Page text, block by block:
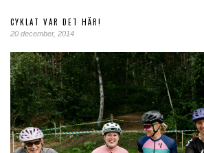
CYKLAT VAR DET HÄR!
20 december, 2014